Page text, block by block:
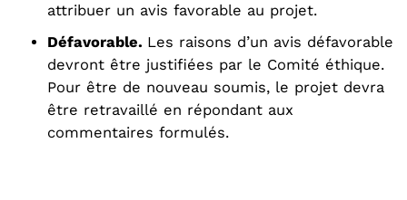
attribuer un avis favorable au projet.
Défavorable. Les raisons d’un avis défavorable
devront être justifiées par le Comité éthique.
Pour être de nouveau soumis, le projet devra
être retravaillé en répondant aux
commentaires formulés.